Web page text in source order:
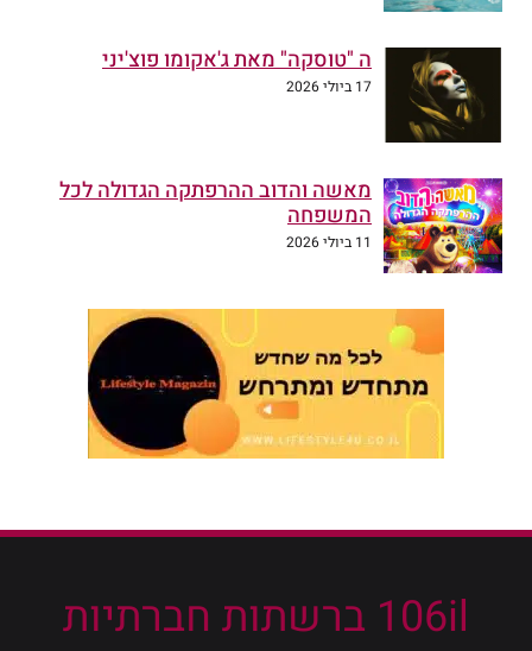
ה "טוסקה" מאת ג'אקומו פוצ'יני
17 ביולי 2026
מאשה והדוב ההרפתקה הגדולה לכל
המשפחה
11 ביולי 2026
106il ברשתות חברתיות